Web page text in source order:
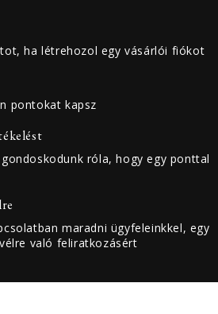
ha létrehozol egy vásárlói fiókot
pontokat kapsz
róla, hogy egy ponttal
maradni ügyfeleinkkel, egy
való feliratkozásért